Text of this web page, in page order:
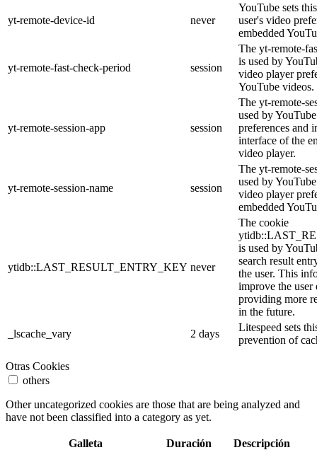
yt-remote-device-id never
YouTube sets
user's video
embedded
yt-remote-fast-check-period session
The yt-remote-
is used by
video player
YouTube videos.
yt-remote-session-app session
The yt-remote-
used by
preferences and
interface of the
video player.
yt-remote-session-name session
The yt-remote-
used by
video player
embedded
ytidb::LAST_RESULT_ENTRY_KEY never
The cookie
is used by
search result
the user. This
improve the user
providing more
in the future.
_lscache_vary
2 days
Litespeed sets
prevention of
Otras Cookies
others
Other uncategorized cookies are those that are being analyzed and
have not been classified into a category as yet.
Galleta Duración
Descripción